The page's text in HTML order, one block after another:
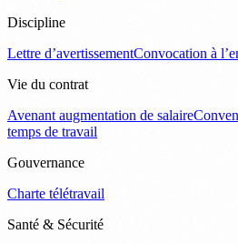
Discipline
Lettre d’avertissementConvocation à
Vie du contrat
Avenant augmentation de salaire
temps de travail
Gouvernance
Charte télétravail
Santé & Sécurité